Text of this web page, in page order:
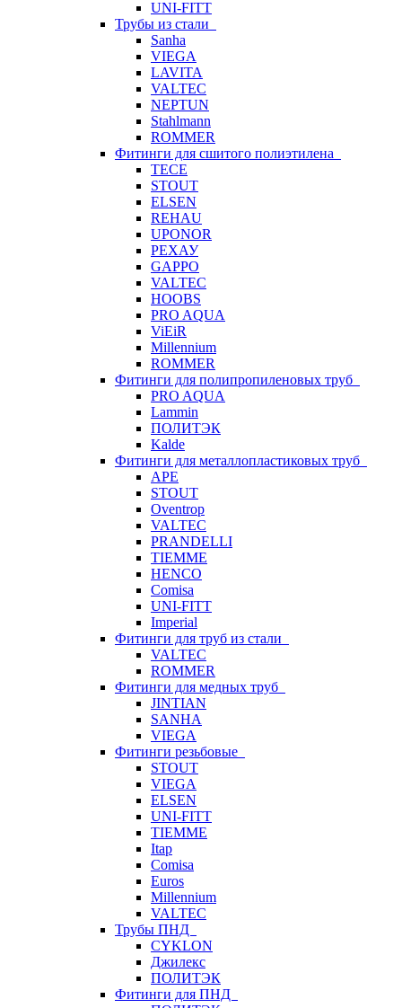
UNI-FITT
Трубы из стали
Sanha
VIEGA
LAVITA
VALTEC
NEPTUN
Stahlmann
ROMMER
Фитинги для сшитого полиэтилена
TECE
STOUT
ELSEN
REHAU
UPONOR
РЕХАУ
GAPPO
VALTEC
HOOBS
PRO AQUA
ViEiR
Millennium
ROMMER
Фитинги для полипропиленовых труб
PRO AQUA
Lammin
ПОЛИТЭК
Kalde
Фитинги для металлопластиковых труб
APE
STOUT
Oventrop
VALTEC
PRANDELLI
TIEMME
HENCO
Comisa
UNI-FITT
Imperial
Фитинги для труб из стали
VALTEC
ROMMER
Фитинги для медных труб
JINTIAN
SANHA
VIEGA
Фитинги резьбовые
STOUT
VIEGA
ELSEN
UNI-FITT
TIEMME
Itap
Comisa
Euros
Millennium
VALTEC
Трубы ПНД
CYKLON
Джилекс
ПОЛИТЭК
Фитинги для ПНД